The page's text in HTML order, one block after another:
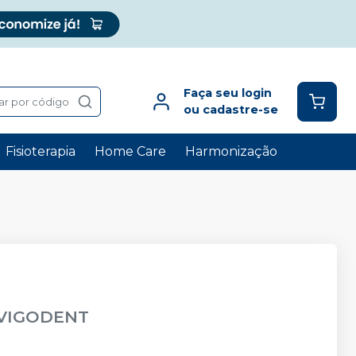
por código
Faça seu login
ou cadastre-se
Fisioterapia Home Care Harmonização